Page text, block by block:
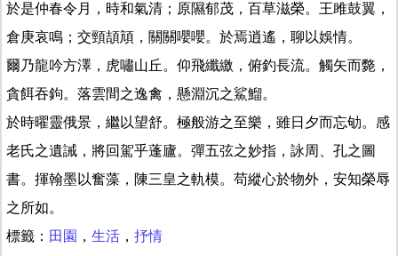
於是仲春令月，時和氣清；原隰郁茂，百草滋榮。王雎鼓翼，
倉庚哀鳴；交頸頡頏，關關嚶嚶。於焉逍遙，聊以娛情。
爾乃龍吟方澤，虎嘯山丘。仰飛纖繳，俯釣長流。觸矢而斃，
貪餌吞鉤。落雲間之逸禽，懸淵沉之鯊鰡。
於時曜靈俄景，繼以望舒。極般游之至樂，雖日夕而忘劬。感
老氏之遺誡，將回駕乎蓬廬。彈五弦之妙指，詠周、孔之圖
書。揮翰墨以奮藻，陳三皇之軌模。苟縱心於物外，安知榮辱
之所如。
標籤： 田園 ， 生活 ， 抒情